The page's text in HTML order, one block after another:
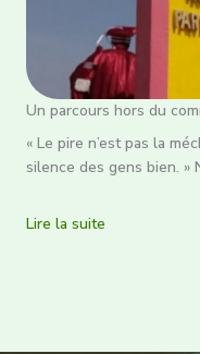
Un parcours hors du
« Le pire n’est pas la
silence des gens bien. »
Lire la suite